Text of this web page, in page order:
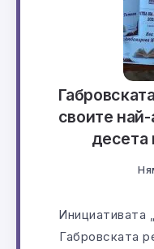
своите
десета
Инициативата
Габровската